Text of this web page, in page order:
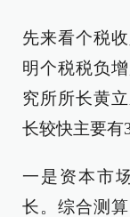
先来看个税
明个税税负
究所所长黄
长较快主要有
一是资本市
长。综合测